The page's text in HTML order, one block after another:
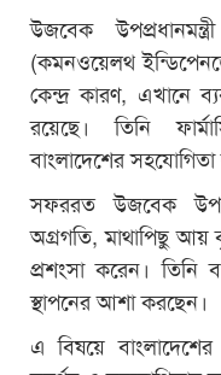
উজবেক
(কমনওয়েলথ
কেন্দ্র কারণ, এখানে
রয়েছে। তিনি
বাংলাদেশের
সফররত উজবেক উপ-
অগ্রগতি, মাথাপিছু আয়
প্রশংসা করেন। তিনি
স্থাপনের আশা করছেন।
এ বিষয়ে বাংলাদেশের